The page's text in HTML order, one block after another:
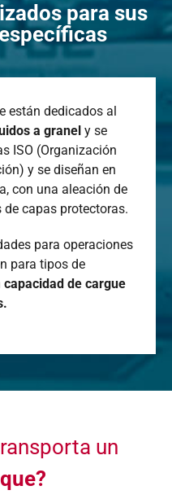
para sus
están dedicados al
a granely se
ISO (Organización
y se diseñan en
con una aleación de
capas protectoras.
para operaciones
para tipos de
capacidad de cargue
un